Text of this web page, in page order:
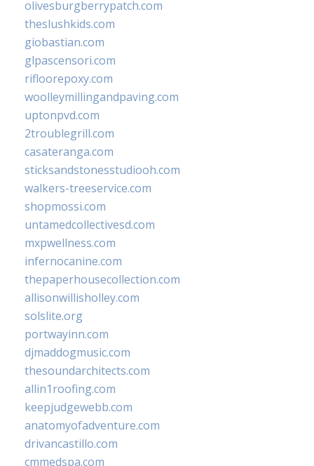
olivesburgberrypatch.com
theslushkids.com
giobastian.com
glpascensori.com
rifloorepoxy.com
woolleymillingandpaving.com
uptonpvd.com
2troublegrill.com
casateranga.com
sticksandstonesstudiooh.com
walkers-treeservice.com
shopmossi.com
untamedcollectivesd.com
mxpwellness.com
infernocanine.com
thepaperhousecollection.com
allisonwillisholley.com
solslite.org
portwayinn.com
djmaddogmusic.com
thesoundarchitects.com
allin1roofing.com
keepjudgewebb.com
anatomyofadventure.com
drivancastillo.com
cmmedspa.com